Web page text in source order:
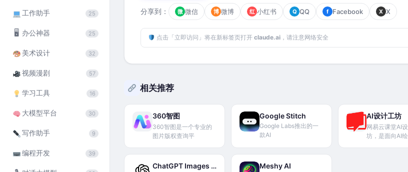
工作助手 25
🖥 办公神器 25
美术设计 32
视频漫剧 57
学习工具 16
大模型平台 30
写作助手 9
编程开发 39
分享到： 微 微信 博 微博 红 小红书 Q QQ f Facebook X X
点击「立即访问」将在新标签页打开 claude.ai，请注意网络安全
相关推荐
360智图
360智图是一个专业的
图片版权查询平
Google Stitch
Google Labs推出的一
款AI
AI设计工坊
网易云课堂AI
坊，是面向AI绘
ChatGPT Images 2.0 Meshy AI